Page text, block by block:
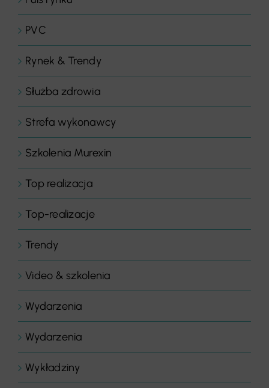
PVC
Rynek & Trendy
Służba zdrowia
Strefa wykonawcy
Szkolenia Murexin
Top realizacja
Top-realizacje
Trendy
Video & szkolenia
Wydarzenia
Wydarzenia
Wykładziny